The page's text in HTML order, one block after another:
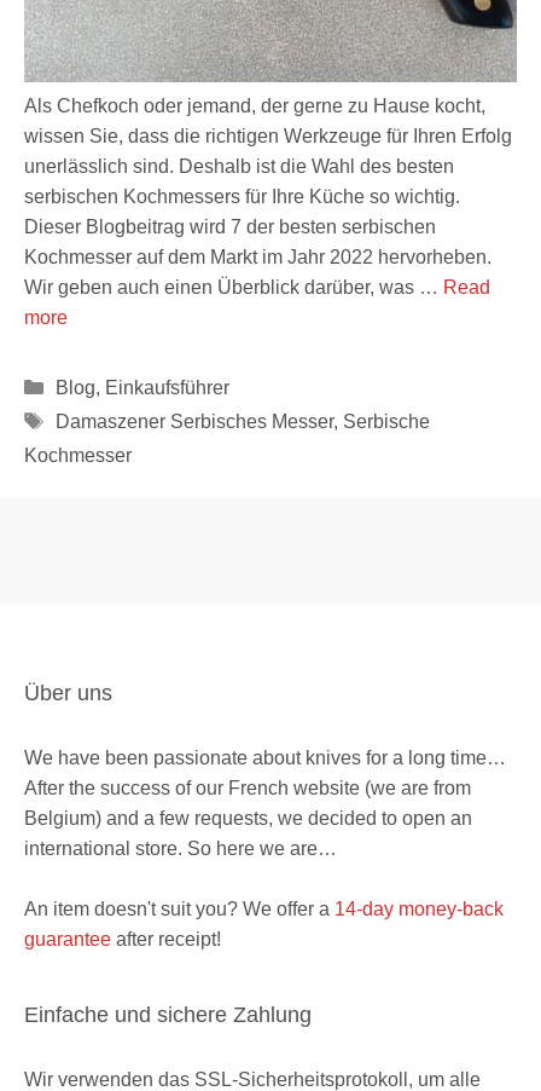
Als Chefkoch oder jemand, der gerne zu Hause kocht,
wissen Sie, dass die richtigen Werkzeuge für Ihren Erfolg
unerlässlich sind. Deshalb ist die Wahl des besten
serbischen Kochmessers für Ihre Küche so wichtig.
Dieser Blogbeitrag wird 7 der besten serbischen
Kochmesser auf dem Markt im Jahr 2022 hervorheben.
Wir geben auch einen Überblick darüber, was … Read
more
Kategorien
Blog, Einkaufsführer
Schlagwörter
Damaszener Serbisches Messer, Serbische
Kochmesser
Über uns
We have been passionate about knives for a long time…
After the success of our French website (we are from
Belgium) and a few requests, we decided to open an
international store. So here we are…
An item doesn't suit you? We offer a 14-day money-back
guarantee after receipt!
Einfache und sichere Zahlung
Wir verwenden das SSL-Sicherheitsprotokoll, um alle